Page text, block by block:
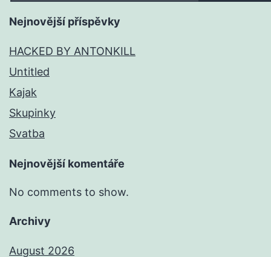
Nejnovější příspěvky
HACKED BY ANTONKILL
Untitled
Kajak
Skupinky
Svatba
Nejnovější komentáře
No comments to show.
Archivy
August 2026